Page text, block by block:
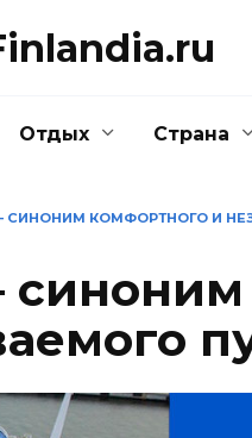
Отдых Страна
– СИНОНИМ КОМФОРТНОГО И